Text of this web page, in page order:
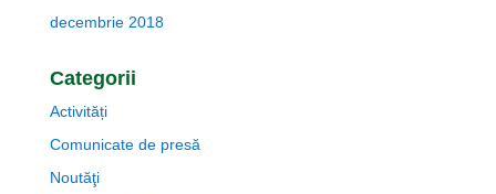
decembrie 2018
Categorii
Activități
Comunicate de presă
Noutăţi